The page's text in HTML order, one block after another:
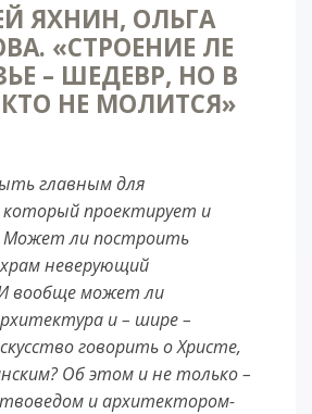
ЯХНИН, ОЛЬГА
«СТРОЕНИЕ ЛЕ
– ШЕДЕВР, НО В
НЕ МОЛИТСЯ»
главным для
проектирует и
Может ли построить
неверующий
вообще может ли
и – шире –
говорить о Христе,
Об этом и не только –
и архитектором-